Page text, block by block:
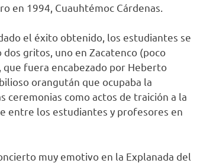
en 1994, Cuauhtémoc Cárdenas.
el éxito obtenido, los estudiantes se
gritos, uno en Zacatenco (poco
fuera encabezado por Heberto
orangután que ocupaba la
ceremonias como actos de traición a la
entre los estudiantes y profesores en
muy emotivo en la Explanada del